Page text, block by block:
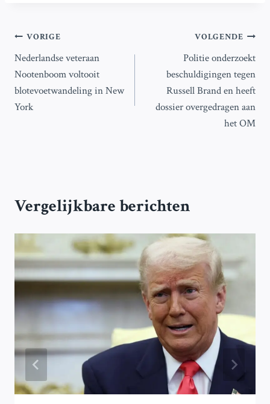
Bericht
navigatie
VORIGE
Nederlandse veteraan
Nootenboom voltooit
blotevoetwandeling in New
York
VOLGENDE
Politie onderzoekt
beschuldigingen tegen
Russell Brand en heeft
dossier overgedragen aan
het OM
Vergelijkbare berichten